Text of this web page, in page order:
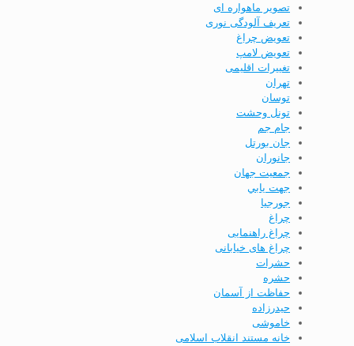
تصویر ماهواره ای
تعریف آلودگی نوری
تعویض چراغ
تعویض لامپ
تغییرات اقلیمی
تهران
توسان
تونل وحشت
جام جم
جان بورتل
جانوران
جمعيت جهان
جهت يابي
جورجيا
چراغ
چراغ راهنمایی
چراغ های خیابانی
حشرات
حشره
حفاظت از آسمان
حيدرزاده
خاموشی
خانه مستند انقلاب اسلامی